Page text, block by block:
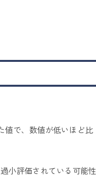
値で、数値が低いほど比
小評価されている可能性